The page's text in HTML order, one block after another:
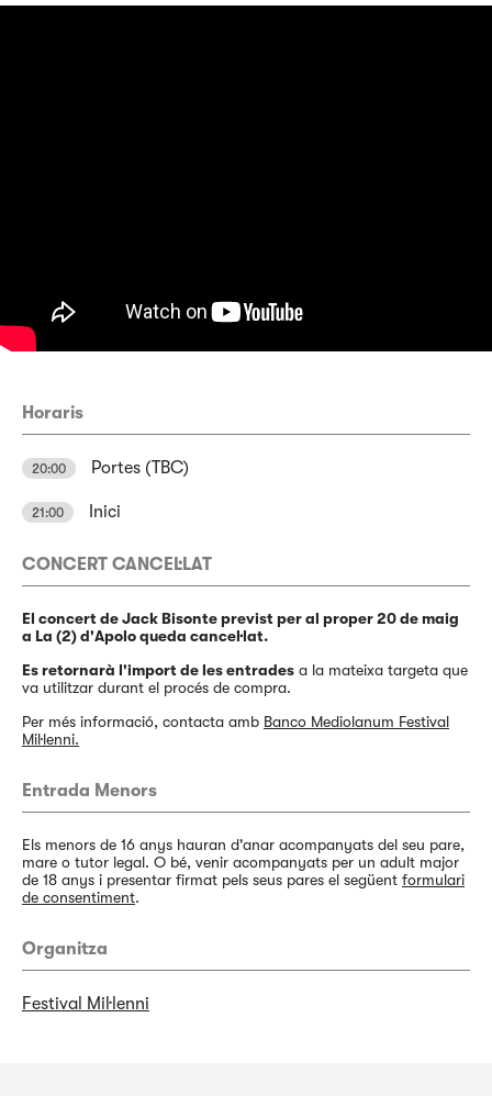
Horaris
20:00 Portes (TBC)
21:00 Inici
CONCERT CANCEL·LAT
El concert de Jack Bisonte previst per al proper 20 de maig
a La (2) d'Apolo queda cancel·lat.
Es retornarà l'import de les entrades a la mateixa targeta que
va utilitzar durant el procés de compra.
Per més informació, contacta amb Banco Mediolanum Festival
Mil·lenni.
Entrada Menors
Els menors de 16 anys hauran d'anar acompanyats del seu pare,
mare o tutor legal. O bé, venir acompanyats per un adult major
de 18 anys i presentar firmat pels seus pares el següent formulari
de consentiment.
Organitza
Festival Mil·lenni